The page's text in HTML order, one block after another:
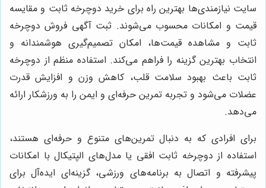
سایت نیازمندی‌ها بهترین راه برای خرید دوچرخه ثابت و مقایسه
قیمت و امکانات محسوب می‌شوند. ثبت آگهی فروش دوچرخه
ثابت و مشاهده قیمت‌ها، امکان تصمیم‌گیری هوشمندانه و
انتخاب بهترین گزینه را فراهم می‌کند. استفاده منظم از دوچرخه
ثابت باعث بهبود سلامت قلب، کاهش وزن و افزایش قدرت
عضلات می‌شود و تجربه تمرین حرفه‌ای و ایمن را به ورزشکار ارائه
می‌دهد.
برای افرادی که به دنبال تمرین‌های متنوع و حرفه‌ای هستند،
استفاده از دوچرخه ثابت افقی یا مدل‌های الپتیکال با امکانات
پیشرفته و اتصال به برنامه‌های ورزشی، گزینه‌ای ایده‌آل برای